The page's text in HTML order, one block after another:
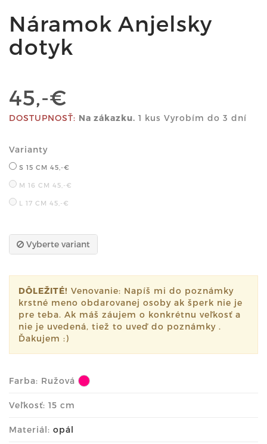
Náramok Anjelsky
dotyk
45,-€
DOSTUPNOSŤ: Na zákazku. 1 kus Vyrobím do 3 dní
Varianty
S 15 CM 45,-€
M 16 CM 45,-€
L 17 CM 45,-€
Vyberte variant
DÔLEŽITÉ! Venovanie: Napíš mi do poznámky
krstné meno obdarovanej osoby ak šperk nie je
pre teba. Ak máš záujem o konkrétnu veľkosť a
nie je uvedená, tiež to uveď do poznámky .
Ďakujem :)
Farba: Ružová
Veľkosť: 15 cm
Materiál: opál